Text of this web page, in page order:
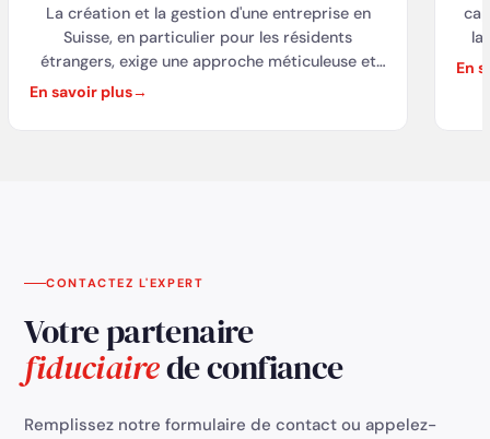
La création et la gestion d'une entreprise en
Suisse, en particulier pour les résidents
étrangers, exige une approche méticuleuse et
experte. Cela implique de jongler avec divers
marché suisse.
En savoir plus
la
En
CONTACTEZ L'EXPERT
Votre partenaire
fiduciairede confiance
Remplissez notre formulaire de contact ou appelez-